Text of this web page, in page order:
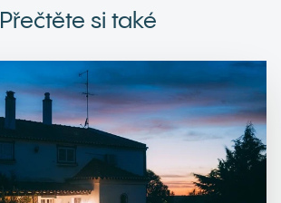
Přečtěte si také